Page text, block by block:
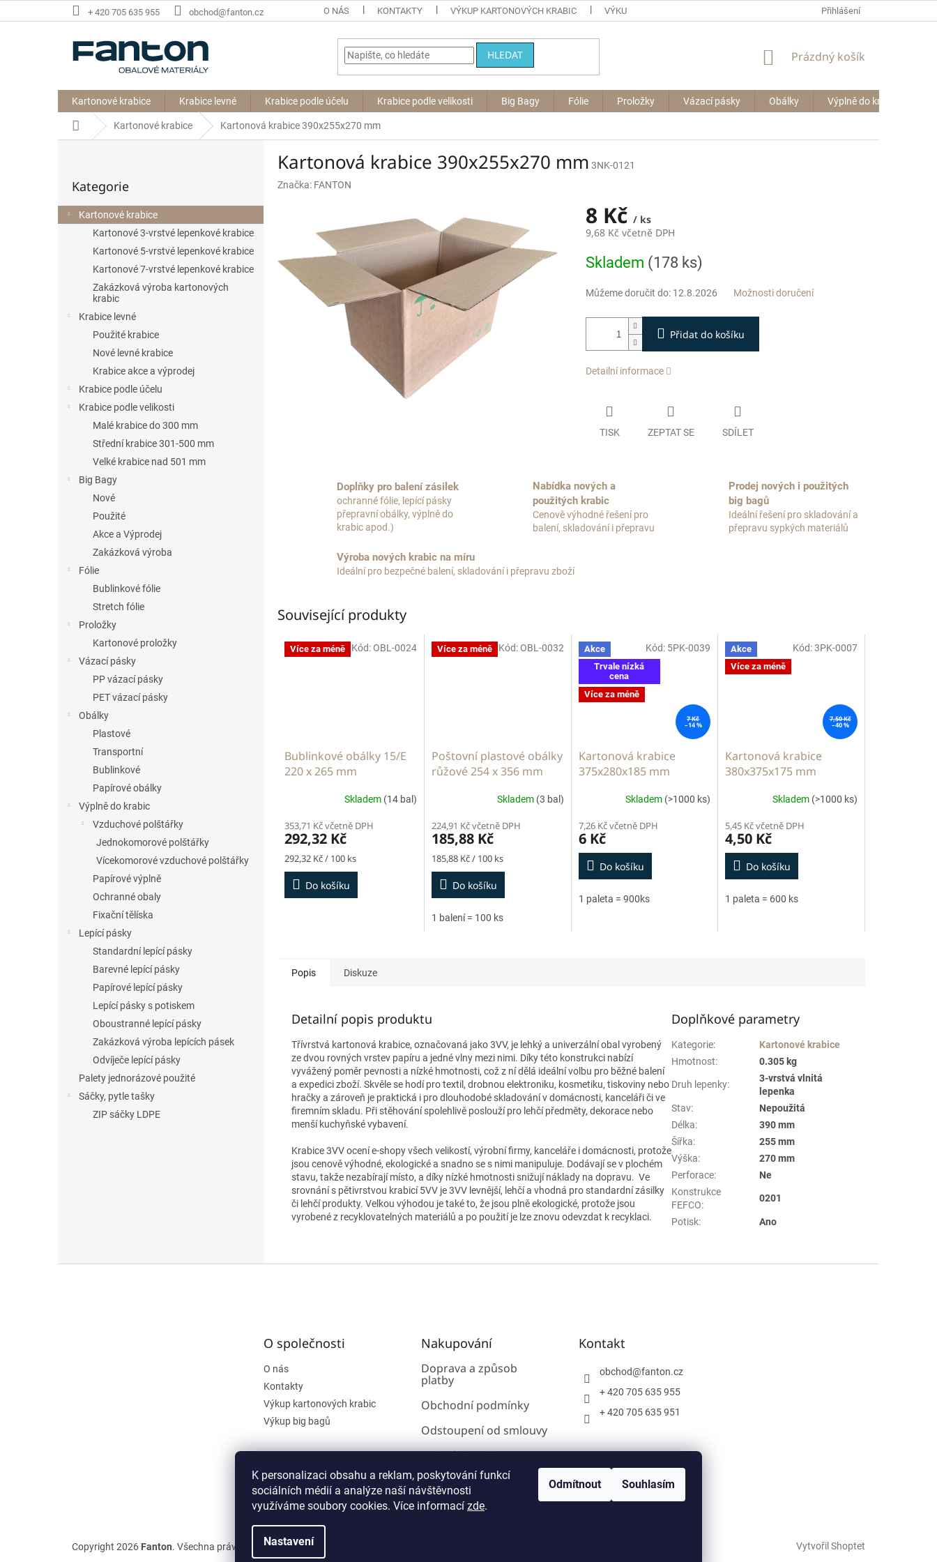
K personalizaci obsahu a reklam, poskytování funkcí
sociálních médií a analýze naší návštěvnosti
využíváme soubory cookies. Více informací zde.
Nastavení
Odmítnout Souhlasím
na
+ 420 705 635 955 obchod@fanton.cz O NÁS KONTAKTY VÝKUP KARTONOVÝCH KRABIC VÝKUP BIG BAGŮ Přihlášení
HLEDAT
NÁKUPNÍ
Prázdný košík
Kartonové krabice Krabice levné Krabice podle účelu Krabice podle velikosti Big Bagy Fólie Proložky Vázací pásky Obálky Výplně do krabic
Domů Kartonové krabice Kartonová krabice 390x255x270 mm
r
a
kategorie
Kategorie
Kartonové krabice
Kartonové 3-vrstvé lepenkové krabice
Kartonové 5-vrstvé lepenkové krabice
Kartonové 7-vrstvé lepenkové krabice
Zakázková výroba kartonových
krabic
Krabice levné
Použité krabice
Nové levné krabice
Krabice akce a výprodej
Krabice podle účelu
Krabice podle velikosti
Malé krabice do 300 mm
Střední krabice 301-500 mm
Velké krabice nad 501 mm
Big Bagy
Nové
Použité
Akce a Výprodej
Zakázková výroba
Fólie
Bublinkové fólie
Stretch fólie
Proložky
Kartonové proložky
Vázací pásky
PP vázací pásky
PET vázací pásky
Obálky
Plastové
Transportní
Bublinkové
Papírové obálky
Výplně do krabic
Vzduchové polštářky
Jednokomorové polštářky
Vícekomorové vzduchové polštářky
Papírové výplně
Ochranné obaly
Fixační tělíska
Lepící pásky
Standardní lepící pásky
Barevné lepící pásky
Papírové lepící pásky
Lepící pásky s potiskem
Oboustranné lepící pásky
Zakázková výroba lepících pásek
Odvíječe lepící pásky
Palety jednorázové použité
Sáčky, pytle tašky
ZIP sáčky LDPE
Kartonová krabice 390x255x270 mm 3NK-0121
Značka: FANTON
8 Kč / ks
9,68 Kč včetně DPH
cena:
Skladem (178 ks)
Můžeme doručit do: 12.8.2026 Možnosti doručení
Přidat do košíku
Detailní informace
TISK ZEPTAT SE SDÍLET
Doplňky pro balení zásilek
ochranné fólie, lepící pásky
přepravní obálky, výplně do
krabic apod.)
Nabídka nových a
použitých krabic
Cenově výhodné řešení pro
balení, skladování i přepravu
Prodej nových i použitých
big bagů
Ideální řešení pro skladování a
přepravu sypkých materiálů
Výroba nových krabic na míru
Ideální pro bezpečné balení, skladování i přepravu zboží
Související produkty
Více za méně
Bublinkové obálky 15/E
220 x 265 mm
Skladem (14 bal)
353,71 Kč včetně DPH
292,32 Kč
Měrná
cena:
292,32 Kč / 100 ks
Do košíku
Kód: OBL-0024 Více za méně
Poštovní plastové obálky
růžové 254 x 356 mm
Skladem (3 bal)
224,91 Kč včetně DPH
185,88 Kč
Měrná
cena:
185,88 Kč / 100 ks
Do košíku
1 balení = 100 ks
Kód: OBL-0032
Akce
Trvale nízká
cena
Více za méně
7 Kč
–14 %
Kartonová krabice
375x280x185 mm
Skladem (>1000 ks)
7,26 Kč včetně DPH
6 Kč
Do košíku
1 paleta = 900ks
Kód: 5PK-0039
Akce
Více za méně
7,50 Kč
–40 %
Kartonová krabice
380x375x175 mm
Skladem (>1000 ks)
5,45 Kč včetně DPH
4,50 Kč
Do košíku
1 paleta = 600 ks
Kód:3PK-0007
Popis Diskuze
Detailní popis produktu
Třívrstvá kartonová krabice, označovaná jako 3VV, je lehký a univerzální obal vyrobený
ze dvou rovných vrstev papíru a jedné vlny mezi nimi. Díky této konstrukci nabízí
vyvážený poměr pevnosti a nízké hmotnosti, což z ní dělá ideální volbu pro běžné balení
a expedici zboží. Skvěle se hodí pro textil, drobnou elektroniku, kosmetiku, tiskoviny nebo
hračky a zároveň je praktická i pro dlouhodobé skladování v domácnosti, kanceláři či ve
firemním skladu. Při stěhování spolehlivě poslouží pro lehčí předměty, dekorace nebo
menší kuchyňské vybavení.
Krabice 3VV ocení e‑shopy všech velikostí, výrobní firmy, kanceláře i domácnosti, protože
jsou cenově výhodné, ekologické a snadno se s nimi manipuluje. Dodávají se v plochém
stavu, takže nezabírají místo, a díky nízké hmotnosti snižují náklady na dopravu. Ve
srovnání s pětivrstvou krabicí 5VV je 3VV levnější, lehčí a vhodná pro standardní zásilky
či lehčí produkty. Velkou výhodou je také to, že jsou plně ekologické, protože jsou
vyrobené z recyklovatelných materiálů a po použití je lze znovu odevzdat k recyklaci.
Doplňkové parametry
Kategorie:
Kartonové krabice
Hmotnost: 0.305 kg
Druh lepenky:
3-vrstvá vlnitá
lepenka
Stav:
Nepoužitá
Délka:
390 mm
Šířka:
255 mm
Výška:
270 mm
Perforace:
Ne
Konstrukce
FEFCO:
0201
Potisk: Ano
O společnosti
O nás
Kontakty
Výkup kartonových krabic
Výkup big bagů
Nakupování
Doprava a způsob
platby
Obchodní podmínky
Odstoupení od smlouvy
Podmínky ochrany
osobních údajů
Reklamace
Kontakt
obchod@fanton.cz
+ 420 705 635 955
+ 420 705 635 951
Vytvořil Shoptet
Copyright 2026 Fanton. Všechna práva vyhrazena.Upravit nastavení cookies